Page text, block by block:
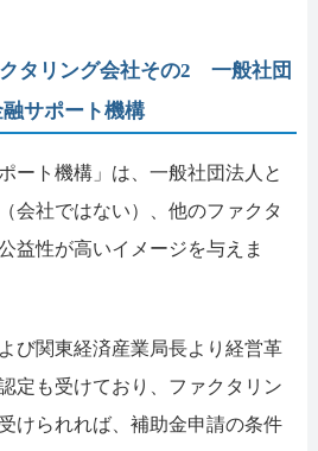
タリング会社その2 一般社団
サポート機構
ート機構」は、一般社団法人と
会社ではない）、他のファクタ
益性が高いイメージを与えま
び関東経済産業局長より経営革
定も受けており、ファクタリン
けられれば、補助金申請の条件